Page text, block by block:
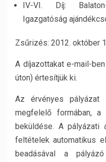
IV-VI. Díj:
Igazgatóság
Zsűrizés: 2012. október
A díjazottakat e-mail-
úton) értesítjük ki.
Az érvényes pályázat
megfelelő formában, a
beküldése. A pályázati
feltételek automatikus
beadásával a